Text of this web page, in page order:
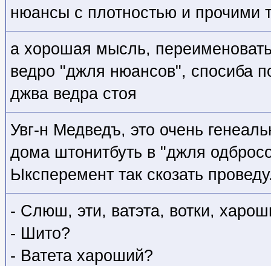
нюансы с плотностью и прочими
а хорошая мысль,
ведро "джля нюансов", спосиба
джва ведра стоя
Увг-н Медведъ, это очень
дома штонитбуть в "джля
Ыксперемент так скозать
- Слюш, эти, ватэта, вотки,
- Шито?
- Ватета хароший?